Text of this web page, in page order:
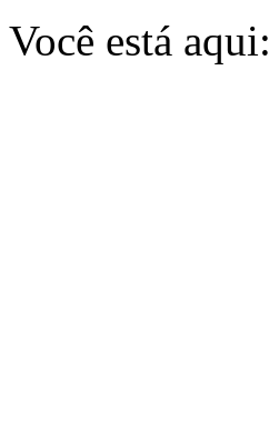
Você está aqui: